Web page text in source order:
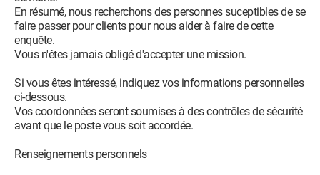
En résumé, nous recherchons des personnes suceptibles de se
faire passer pour clients pour nous aider à faire de cette
enquête.
Vous n'êtes jamais obligé d'accepter une mission.
Si vous êtes intéressé, indiquez vos informations personnelles
ci-dessous.
Vos coordonnées seront soumises à des contrôles de sécurité
avant que le poste vous soit accordée.
Renseignements personnels